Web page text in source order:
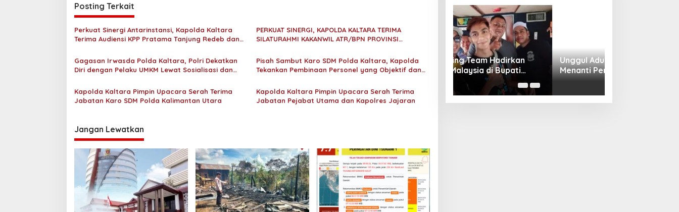
m
R
n
g
a
P
a
2
0
2
4
i
g
a
i
o
s
Posting Terkait
Perkuat Sinergi Antarinstansi, Kapolda Kaltara
Terima Audiensi KPP Pratama Tanjung Redeb dan
PERKUAT SINERGI, KAPOLDA KALTARA TERIMA
SILATURAHMI KAKANWIL ATR/BPN PROVINSI
Gagasan Irwasda Polda Kaltara, Polri Dekatkan
Diri dengan Pelaku UMKM Lewat Sosialisasi dan
Pisah Sambut Karo SDM Polda Kaltara, Kapolda
Tekankan Pembinaan Personel yang Objektif dan
Kapolda Kaltara Pimpin Upacara Serah Terima
Jabatan Karo SDM Polda Kalimantan Utara
Kapolda Kaltara Pimpin Upacara Serah Terima
Jabatan Pejabat Utama dan Kapolres Jajaran
Jangan Lewatkan
An-Nur Racing Team Hadirkan
Pembalap Malaysia di Bupati
Unggul Adu Pinalti, Gapindo FC
Menanti Penantang Selanjutnya di
Semifinal Bupati Cup 2024